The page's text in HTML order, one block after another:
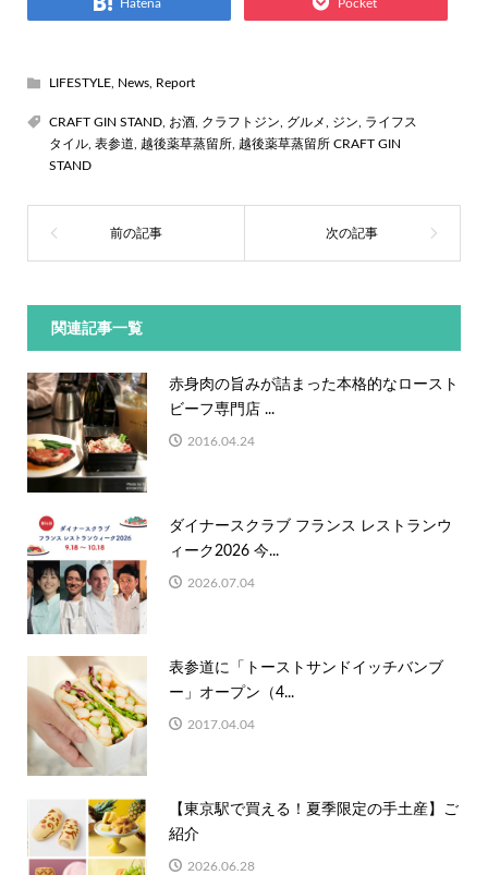
Hatena Pocket
LIFESTYLE, News, Report
CRAFT GIN STAND, お酒 クラフトジン グルメ ジン
ライフス
タイル, 表参道 越後薬草蒸留所, 越後薬草蒸留所 CRAFT GIN
STAND
関連記事一覧
赤身肉の旨みが詰まった本格的なロースト
ビーフ専門店 ...
2016.04.24
ダイナースクラブ フランス レストランウ
ィーク2026 今...
2026.07.04
表参道に「トーストサンドイッチバンブ
ー」オープン（4...
2017.04.04
【東京駅で買える！夏季限定の手土産】ご
紹介
2026.06.28